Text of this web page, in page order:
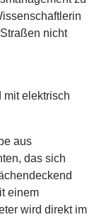
nicht
mit elektrisch
aus
das sich
einem
wird direkt im